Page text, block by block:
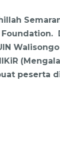
peserta